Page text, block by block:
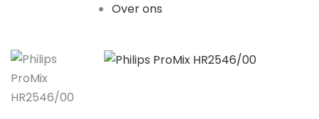
Over ons